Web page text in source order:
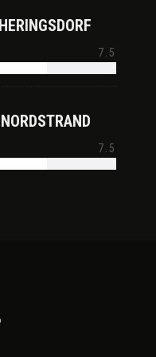
7.5
7.5